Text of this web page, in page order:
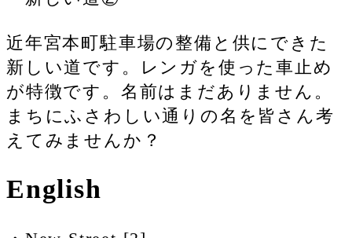
近年宮本町駐車場の整備と供にできた
新しい道です。レンガを使った車止め
が特徴です。名前はまだありません。
まちにふさわしい通りの名を皆さん考
えてみませんか？
English